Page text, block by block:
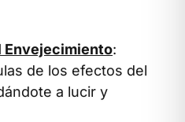
Envejecimiento:
de los efectos del
a lucir y